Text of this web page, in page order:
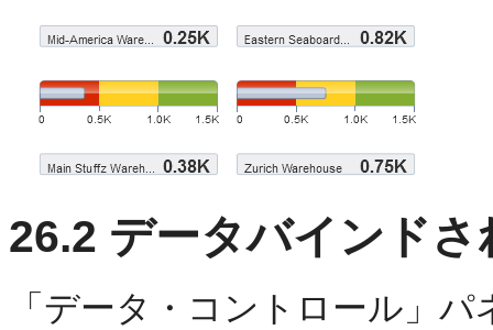
26.2 データバインド
「データ・コントロール」